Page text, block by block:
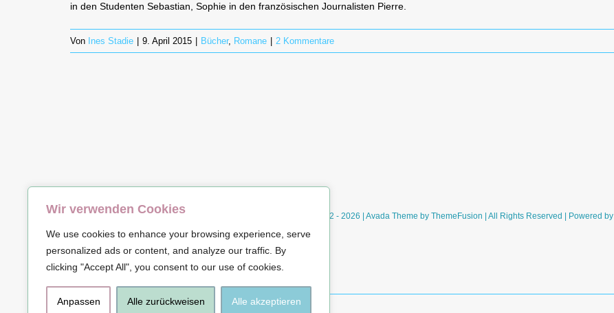
Wir verwenden Cookies
We use cookies to enhance your browsing experience, serve
personalized ads or content, and analyze our traffic. By
clicking "Accept All", you consent to our use of cookies.
Anpassen Alle zurückweisen Alle akzeptieren
in den Studenten Sebastian, Sophie in den französischen Journalisten Pierre.
Von Ines Stadie 9. April 2015 Bücher, Romane 2 Kommentare
© Copyright 2012 - 2026 | Avada Theme by ThemeFusion | All Rights Reserved | Powered by